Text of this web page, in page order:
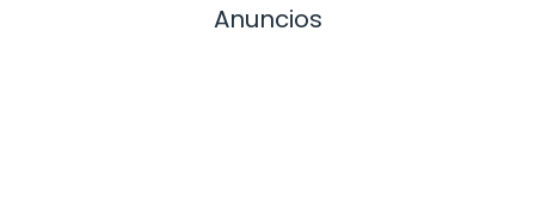
Anuncios